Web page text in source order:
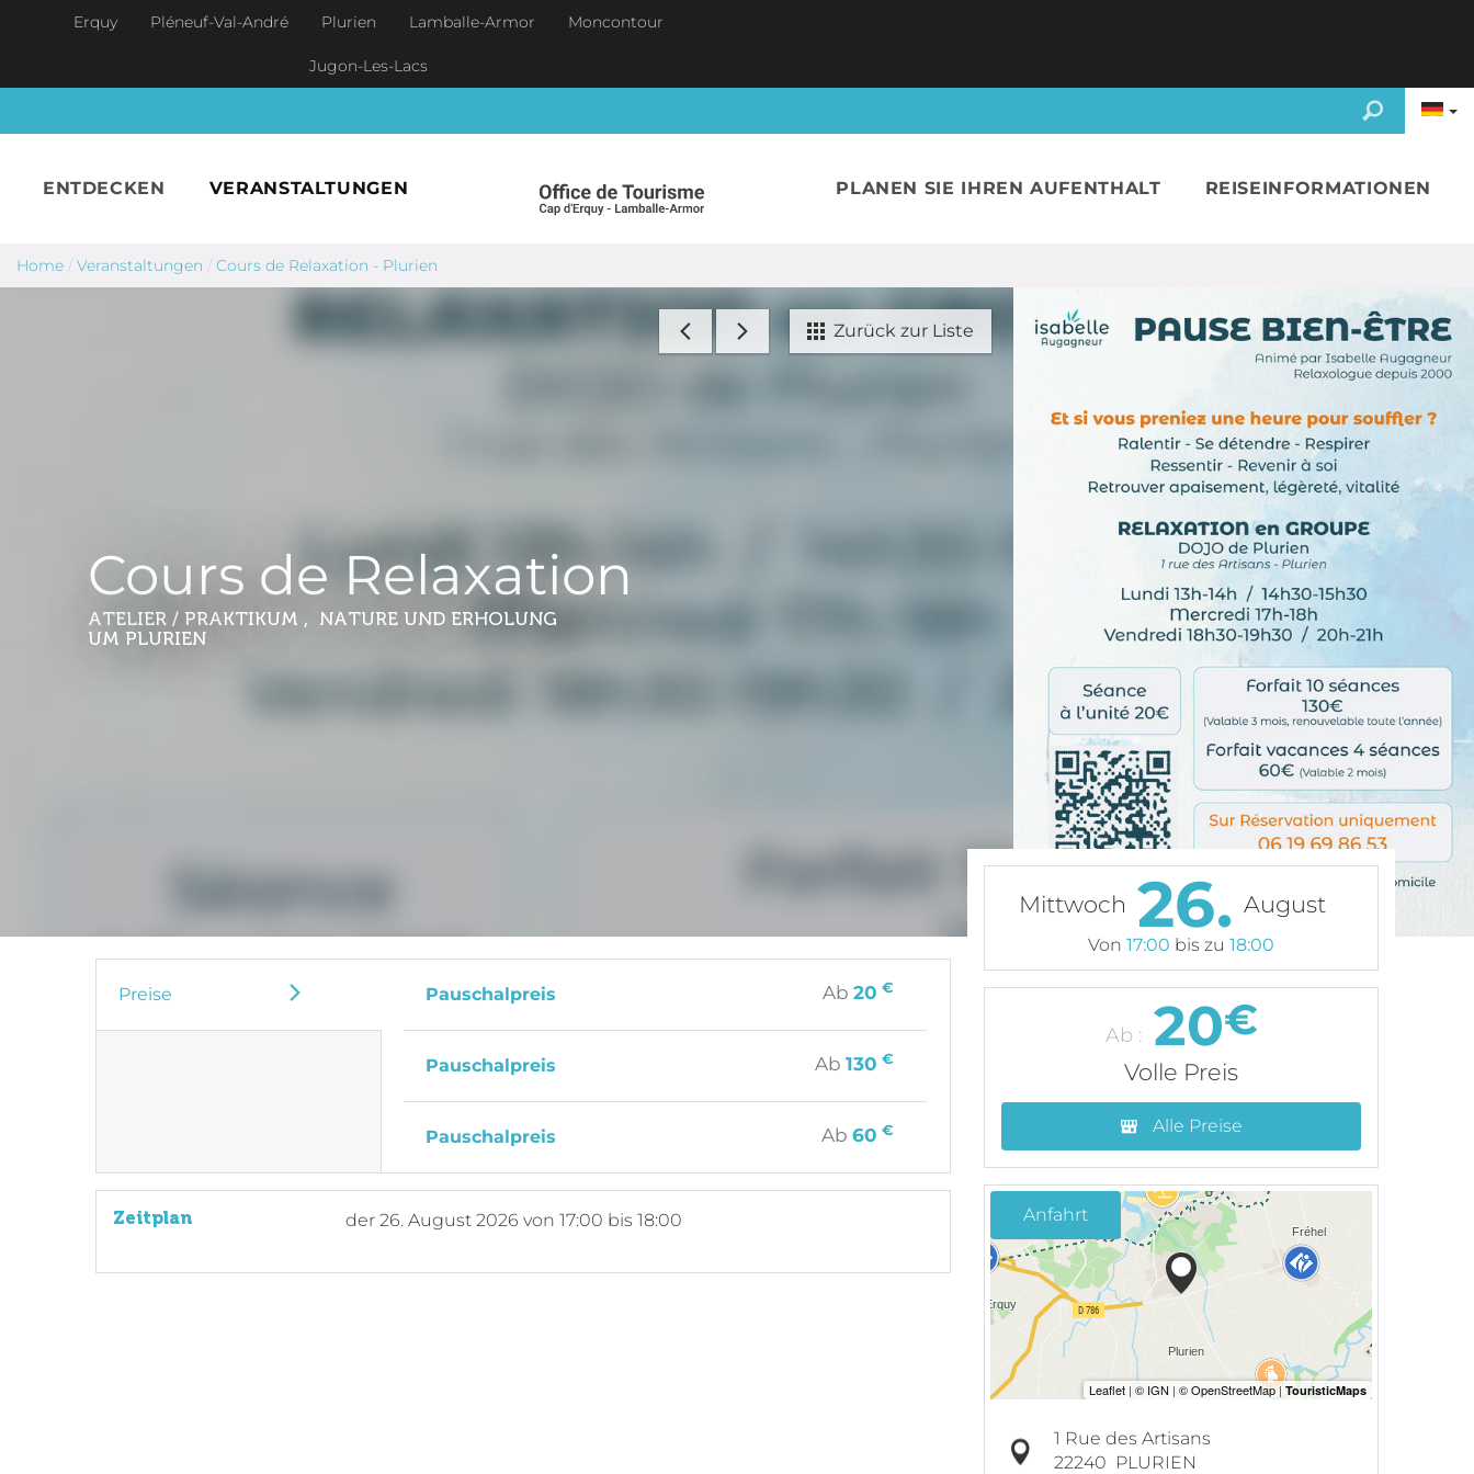
Skip to main content
Erquy Pléneuf-Val-André Plurien Lamballe-Armor Moncontour
Jugon-Les-Lacs
ENTDECKEN VERANSTALTUNGEN PLANEN SIE IHREN AUFENTHALT REISEINFORMATIONEN
Home / Veranstaltungen / Cours de Relaxation - Plurien
Zurück zur Liste
Cours de Relaxation
ATELIER / PRAKTIKUM , NATURE UND ERHOLUNG
UM PLURIEN
Preise Pauschalpreis Ab20 €
Pauschalpreis Ab130 €
Pauschalpreis Ab60 €
Zeitplan der 26. August 2026 von 17:00 bis 18:00
Mittwoch 26. August
Von 17:00 bis zu 18:00
Ab : 20€
Volle Preis
Alle Preise
Anfahrt
1 Rue des Artisans
22240 PLURIEN